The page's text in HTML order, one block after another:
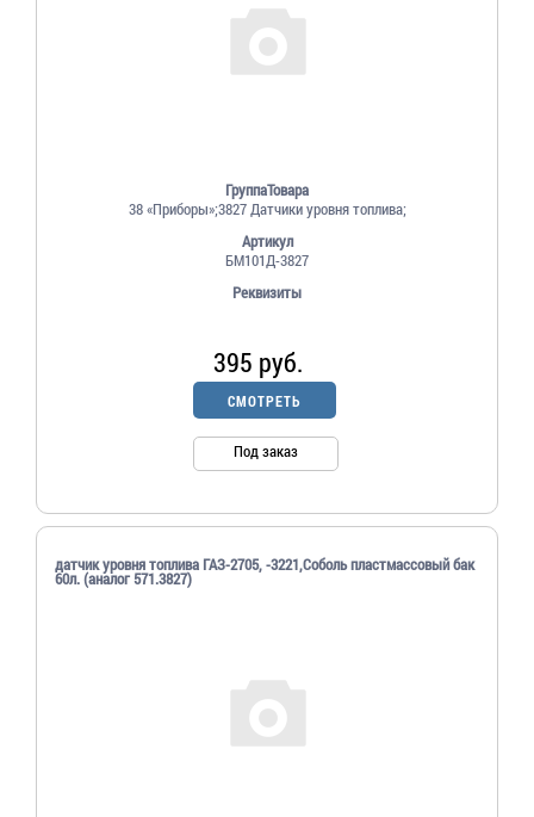
ГруппаТовара
38 «Приборы»;3827 Датчики уровня топлива;
Артикул
БМ101Д-3827
Реквизиты
395 руб.
СМОТРЕТЬ
Под заказ
датчик уровня топлива ГАЗ-2705, -3221,Соболь пластмассовый бак
60л. (аналог 571.3827)